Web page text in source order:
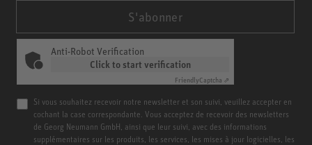
S'abonner
Anti-Robot Verification
Click to start verification
FriendlyCaptcha ⇗
Si vous souhaitez recevoir notre newsletter et son suivi, veuillez accepter en
cochant la case correspondante. Vous acceptez de recevoir des newsletters
de Georg Neumann GmbH, ainsi que leur suivi, avec des informations
supplémentaires sur les produits, les services, les mises à jour logicielles, les